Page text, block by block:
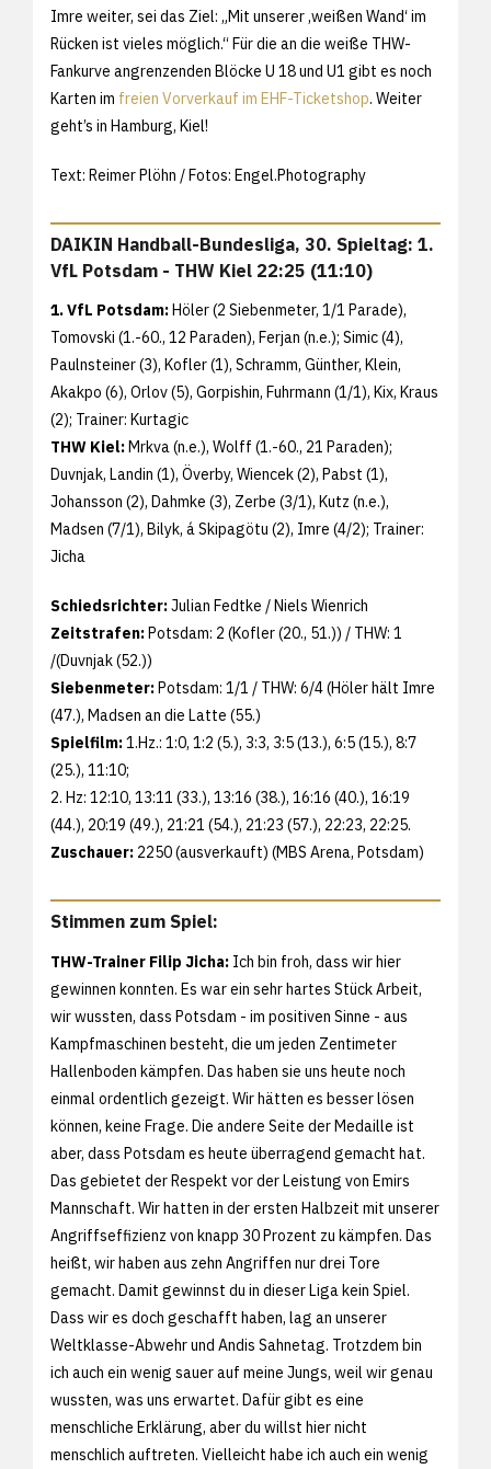
Imre weiter, sei das Ziel: „Mit unserer ‚weißen Wand‘ im
Rücken ist vieles möglich.“ Für die an die weiße THW-
Fankurve angrenzenden Blöcke U 18 und U1 gibt es noch
Karten im freien Vorverkauf im EHF-Ticketshop. Weiter
geht’s in Hamburg, Kiel!
Text: Reimer Plöhn / Fotos: Engel.Photography
DAIKIN Handball-Bundesliga, 30. Spieltag: 1.
VfL Potsdam - THW Kiel 22:25 (11:10)
1. VfL Potsdam: Höler (2 Siebenmeter, 1/1 Parade),
Tomovski (1.-60., 12 Paraden), Ferjan (n.e.); Simic (4),
Paulnsteiner (3), Kofler (1), Schramm, Günther, Klein,
Akakpo (6), Orlov (5), Gorpishin, Fuhrmann (1/1), Kix, Kraus
(2); Trainer: Kurtagic
THW Kiel: Mrkva (n.e.), Wolff (1.-60., 21 Paraden);
Duvnjak, Landin (1), Överby, Wiencek (2), Pabst (1),
Johansson (2), Dahmke (3), Zerbe (3/1), Kutz (n.e.),
Madsen (7/1), Bilyk, á Skipagötu (2), Imre (4/2); Trainer:
Jicha
Schiedsrichter:Julian Fedtke / Niels Wienrich
Zeitstrafen: Potsdam: 2 (Kofler (20., 51.)) / THW: 1
/(Duvnjak (52.))
Siebenmeter: Potsdam: 1/1 / THW: 6/4 (Höler hält Imre
(47.), Madsen an die Latte (55.)
Spielfilm:1.Hz.: 1:0, 1:2 (5.), 3:3, 3:5 (13.), 6:5 (15.), 8:7
(25.), 11:10;
2. Hz: 12:10, 13:11 (33.), 13:16 (38.), 16:16 (40.), 16:19
(44.), 20:19 (49.), 21:21 (54.), 21:23 (57.), 22:23, 22:25.
Zuschauer: 2250 (ausverkauft) (MBS Arena, Potsdam)
Stimmen zum Spiel:
THW-Trainer Filip Jicha: Ich bin froh, dass wir hier
gewinnen konnten. Es war ein sehr hartes Stück Arbeit,
wir wussten, dass Potsdam - im positiven Sinne - aus
Kampfmaschinen besteht, die um jeden Zentimeter
Hallenboden kämpfen. Das haben sie uns heute noch
einmal ordentlich gezeigt. Wir hätten es besser lösen
können, keine Frage. Die andere Seite der Medaille ist
aber, dass Potsdam es heute überragend gemacht hat.
Das gebietet der Respekt vor der Leistung von Emirs
Mannschaft. Wir hatten in der ersten Halbzeit mit unserer
Angriffseffizienz von knapp 30 Prozent zu kämpfen. Das
heißt, wir haben aus zehn Angriffen nur drei Tore
gemacht. Damit gewinnst du in dieser Liga kein Spiel.
Dass wir es doch geschafft haben, lag an unserer
Weltklasse-Abwehr und Andis Sahnetag. Trotzdem bin
ich auch ein wenig sauer auf meine Jungs, weil wir genau
wussten, was uns erwartet. Dafür gibt es eine
menschliche Erklärung, aber du willst hier nicht
menschlich auftreten. Vielleicht habe ich auch ein wenig